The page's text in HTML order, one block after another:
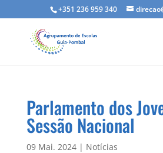
+351 236 959 340
Parlamento dos
Sessão Nacional
09 Mai. 2024| Notícias